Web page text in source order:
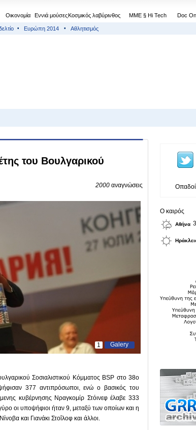
Οικονομία Εννιά μούσεςΚοσμικός λαβύρινθος МΜΕ § Hi Tech Doc
Ευρώπη 2014 Αθλητισμός
του Βουλγαρικού
2000 αναγνώσεις
Galery
1
Σοσιαλιστικού Κόμματος BSP στο 38ο
377 αντιπρόσωποι, ενώ ο βασικός του
κυβέρνησης Νραγκομίρ Στόινεφ έλαβε 333
οι υποψήφιοι ήταν 9, μεταξύ των οποίων και η
και Γιανάκι Στοΐλοφ και άλλοι.
Οπαδοί
Ο καιρός
Αθήνα